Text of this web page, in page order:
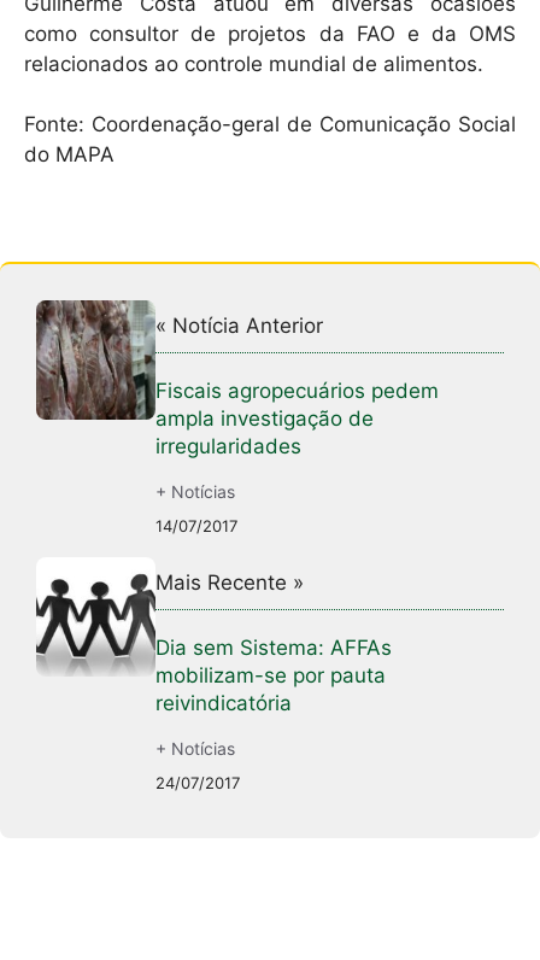
como consultor de projetos da FAO e da OMS
relacionados ao controle mundial de alimentos.
Fonte: Coordenação-geral de Comunicação Social
do MAPA
« Notícia Anterior
Fiscais agropecuários pedem
ampla investigação de
irregularidades
+ Notícias
14/07/2017
Mais Recente »
Dia sem Sistema: AFFAs
mobilizam-se por pauta
reivindicatória
+ Notícias
24/07/2017